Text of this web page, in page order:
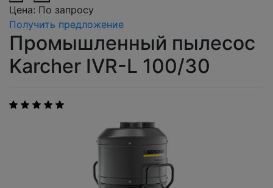
Цена: По запросу
Получить предложение
Промышленный пылесос
Karcher IVR-L 100/30